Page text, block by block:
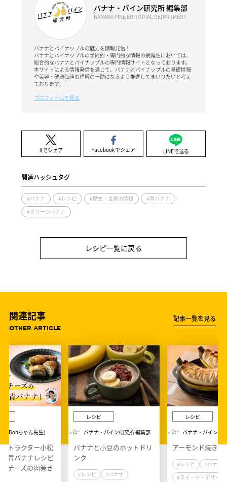
バナナ・パイン研究所 編集部
BANANA PINE EDITORIAL DEPARTMENT
バナナとパイナップルの魅力を情報発信！
バナナとパイナップルの学術的・専門的な情報の網羅性においては、
総合的なバナナとパイナップルの専門情報サイトとなっております。
本サイトによる情報発信を通じて、バナナとパイナップルの基礎情報
や美容・健康価値の理解の一助になるよう推進してまいりたいと考え
ております。
プロフィールを見る
Xでシェア Facebookでシェア LINEで送る
関連ハッシュタグ
#バナナ #レシピ #歴史・世界の情報
#青バナナ
#グリーンバナナ
レシピ一覧に戻る
関連記事
OTHER ARTICLE
記事一覧を見る
(Bonちゃん先生)
トラクター小松
青バナナレシピ
チーズの肉巻き
レシピ
バナナ・パイン研究所 編集部
バナナと小豆のホットドリ
ンク
#レシピ
#バナナ
レシピ
バナナ・パイン研
アーモンド焼きバ
#レシピ
#バナナ
#スイーツ・デザート